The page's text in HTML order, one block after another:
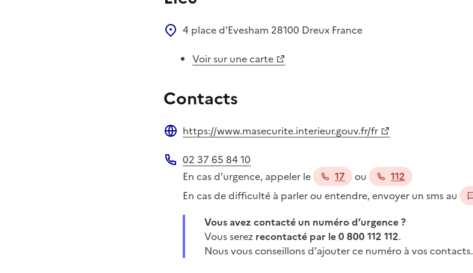
4 place d'Evesham 28100 Dreux France
Voir sur une carte
Contacts
https://www.masecurite.interieur.gouv.fr/fr
Téléphone
02 37 65 84 10
En cas d’urgence, appeler le
17 ou
112
En cas de difficulté à parler ou entendre, envoyer un sms au
Vous avez contacté un numéro d’urgence ?
Vous serez recontacté par le 0 800 112 112.
Nous vous conseillons d'ajouter ce numéro à vos contacts.